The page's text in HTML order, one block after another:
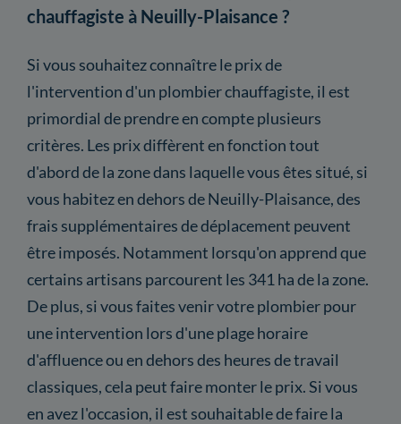
chauffagiste à Neuilly-Plaisance ?
Si vous souhaitez connaître le prix de
l'intervention d'un plombier chauffagiste, il est
primordial de prendre en compte plusieurs
critères. Les prix diffèrent en fonction tout
d'abord de la zone dans laquelle vous êtes situé, si
vous habitez en dehors de Neuilly-Plaisance, des
frais supplémentaires de déplacement peuvent
être imposés. Notamment lorsqu'on apprend que
certains artisans parcourent les 341 ha de la zone.
De plus, si vous faites venir votre plombier pour
une intervention lors d'une plage horaire
d'affluence ou en dehors des heures de travail
classiques, cela peut faire monter le prix. Si vous
en avez l'occasion, il est souhaitable de faire la